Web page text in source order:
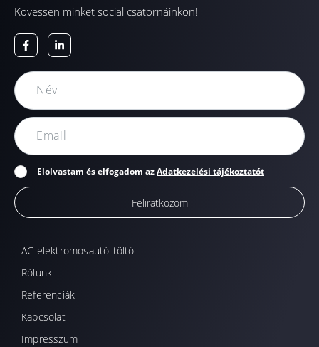
Kövessen minket social csatornáinkon!
Elolvastam és elfogadom azAdatkezelési tájékoztatót
Feliratkozom
AC elektromosautó-töltő
Rólunk
Referenciák
Kapcsolat
Impresszum